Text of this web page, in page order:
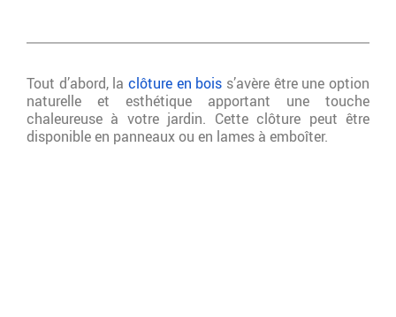
Tout d’abord, la clôture en bois s’avère être une option
naturelle et esthétique apportant une touche
chaleureuse à votre jardin. Cette clôture peut être
disponible en panneaux ou en lames à emboîter.